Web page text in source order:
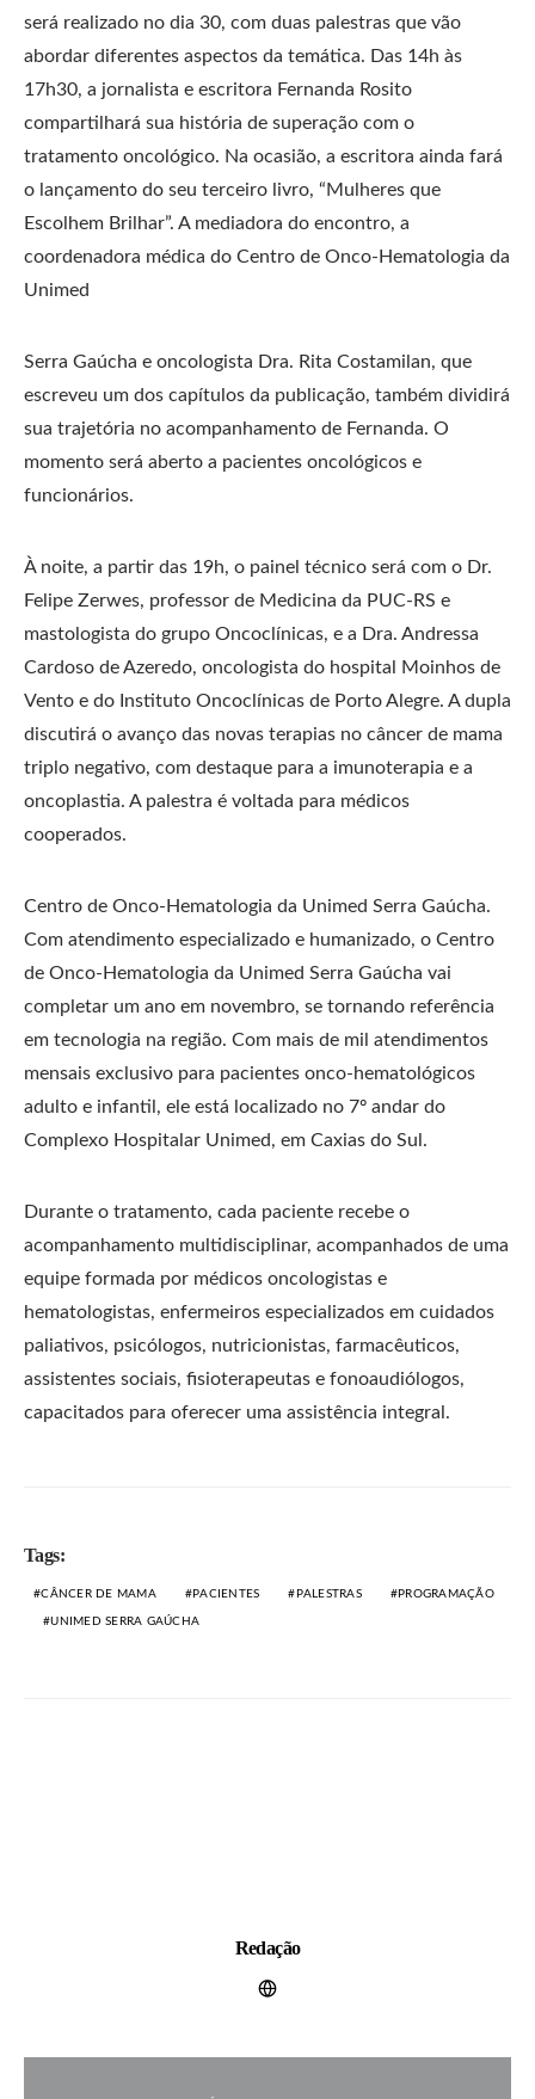
será realizado no dia 30, com duas palestras que vão
abordar diferentes aspectos da temática. Das 14h às
17h30, a jornalista e escritora Fernanda Rosito
compartilhará sua história de superação com o
tratamento oncológico. Na ocasião, a escritora ainda fará
o lançamento do seu terceiro livro, “Mulheres que
Escolhem Brilhar”. A mediadora do encontro, a
coordenadora médica do Centro de Onco-Hematologia da
Unimed
Serra Gaúcha e oncologista Dra. Rita Costamilan, que
escreveu um dos capítulos da publicação, também dividirá
sua trajetória no acompanhamento de Fernanda. O
momento será aberto a pacientes oncológicos e
funcionários.
À noite, a partir das 19h, o painel técnico será com o Dr.
Felipe Zerwes, professor de Medicina da PUC-RS e
mastologista do grupo Oncoclínicas, e a Dra. Andressa
Cardoso de Azeredo, oncologista do hospital Moinhos de
Vento e do Instituto Oncoclínicas de Porto Alegre. A dupla
discutirá o avanço das novas terapias no câncer de mama
triplo negativo, com destaque para a imunoterapia e a
oncoplastia. A palestra é voltada para médicos
cooperados.
Centro de Onco-Hematologia da Unimed Serra Gaúcha.
Com atendimento especializado e humanizado, o Centro
de Onco-Hematologia da Unimed Serra Gaúcha vai
completar um ano em novembro, se tornando referência
em tecnologia na região. Com mais de mil atendimentos
mensais exclusivo para pacientes onco-hematológicos
adulto e infantil, ele está localizado no 7º andar do
Complexo Hospitalar Unimed, em Caxias do Sul.
Durante o tratamento, cada paciente recebe o
acompanhamento multidisciplinar, acompanhados de uma
equipe formada por médicos oncologistas e
hematologistas, enfermeiros especializados em cuidados
paliativos, psicólogos, nutricionistas, farmacêuticos,
assistentes sociais, fisioterapeutas e fonoaudiólogos,
capacitados para oferecer uma assistência integral.
Tags:
CÂNCER DE MAMA PACIENTES PALESTRAS PROGRAMAÇÃO
UNIMED SERRA GAÚCHA
Redação